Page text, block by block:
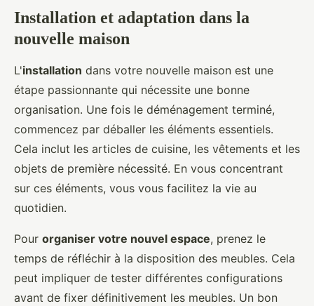
Installation et adaptation dans la
nouvelle maison
L'installation dans votre nouvelle maison est une
étape passionnante qui nécessite une bonne
organisation. Une fois le déménagement terminé,
commencez par déballer les éléments essentiels.
Cela inclut les articles de cuisine, les vêtements et les
objets de première nécessité. En vous concentrant
sur ces éléments, vous vous facilitez la vie au
quotidien.
Pour organiser votre nouvel espace, prenez le
temps de réfléchir à la disposition des meubles. Cela
peut impliquer de tester différentes configurations
avant de fixer définitivement les meubles. Un bon